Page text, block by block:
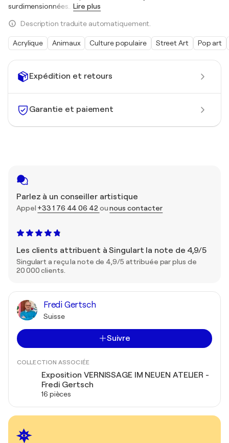
Expédition et retours
Garantie et paiement
Parlez à un conseiller artistique
Appel +33 1 76 44 06 42 ounous contacter
Les clients attribuent à Singulart la note de 4,9/5
Singulart a reçu la note de 4,9/5 attribuée par plus de
20 000 clients.
Fredi Gertsch
Suisse
Suivre
COLLECTION ASSOCIÉE
Exposition VERNISSAGE IM NEUEN ATELIER -
Fredi Gertsch
16 pièces
surdimensionnées
Lire plus
Description traduite automatiquement.
Acrylique Animaux Culture populaire Street Art Pop art